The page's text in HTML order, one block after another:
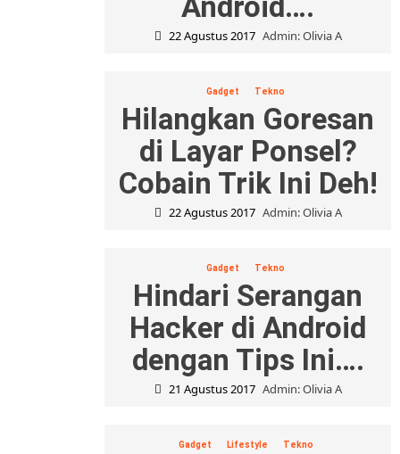
22 Agustus 2017 Admin: Olivia A
Gadget Tekno
Hilangkan Goresan
di Layar Ponsel?
Cobain Trik Ini Deh!
22 Agustus 2017 Admin: Olivia A
Gadget Tekno
Hindari Serangan
Hacker di Android
dengan Tips Ini….
21 Agustus 2017 Admin: Olivia A
Gadget Lifestyle Tekno